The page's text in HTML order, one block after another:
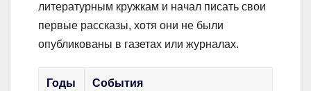
литературным кружкам и начал писать свои
первые рассказы, хотя они не были
опубликованы в газетах или журналах.
Годы События